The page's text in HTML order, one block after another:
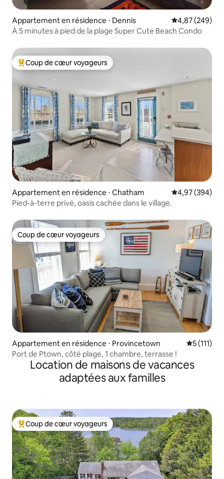
Appartement en résidence ⋅ Dennis Évaluation
4,87 (249)
À 5 minutes à pied de la plage Super Cute Beach Condo
Coups de cœur voyageurs les plus appréciés
Coup de cœur voyageurs
Appartement en résidence ⋅ Chatham Évaluation
4,97 (394)
Pied-à-terre privé, oasis cachée dans le village.
Coup de cœur voyageurs
Coup de cœur voyageurs
Appartement en résidence ⋅ Provincetown Évaluation
5 (111)
Port de Ptown, côté plage, 1 chambre, terrasse !
Location de maisons de vacances
adaptées aux familles
Coups de cœur voyageurs les plus appréciés
Coup de cœur voyageurs